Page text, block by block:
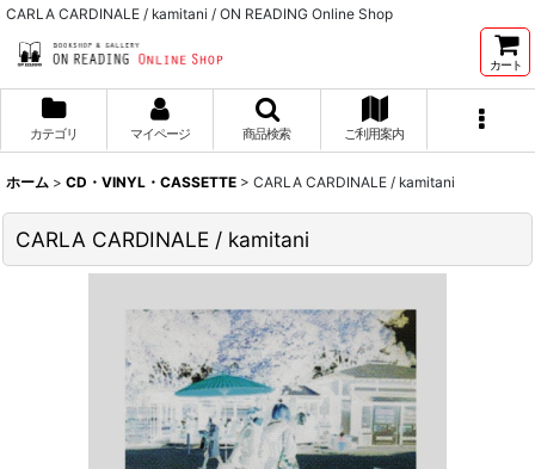
CARLA CARDINALE / kamitani / ON READING Online Shop
カート
カテゴリ マイページ 商品検索 ご利用案内
ホーム > CD・VINYL・CASSETTE > CARLA CARDINALE / kamitani
CARLA CARDINALE / kamitani